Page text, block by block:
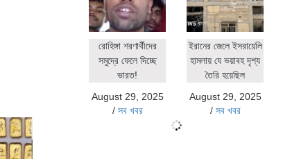
রোহিঙ্গা শরণার্থীদের
সমুদ্রে ফেলে দিচ্ছে
ভারত!
August 29, 2025
/ সব খবর
ইরানের জেলে ইসরায়েলি
হামলায় যে ভয়াবহ দৃশ্য
তৈরি হয়েছিল
August 29, 2025
/ সব খবর